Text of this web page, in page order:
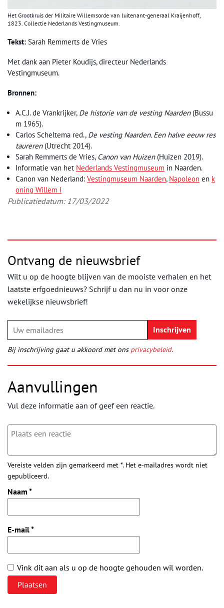
Het Grootkruis der Militaire Willemsorde van luitenant-generaal Kraijenhoff,
1823. Collectie Nederlands Vestingmuseum.
Tekst: Sarah Remmerts de Vries
Met dank aan Pieter Koudijs, directeur Nederlands
Vestingmuseum.
Bronnen:
A.C.J. de Vrankrijker, De historie van de vesting Naarden (Bussu
m 1965).
Carlos Scheltema red., De vesting Naarden. Een halve eeuw res
taureren (Utrecht 2014).
Sarah Remmerts de Vries, Canon van Huizen(Huizen 2019).
Informatie van het Nederlands Vestingmuseum in Naarden.
Canon van Nederland: Vestingmuseum Naarden, Napoleon en k
oning Willem I
Publicatiedatum: 17/03/2022
Ontvang de nieuwsbrief
Wilt u op de hoogte blijven van de mooiste verhalen en het
laatste erfgoednieuws? Schrijf u dan nu in voor onze
wekelijkse nieuwsbrief!
Bij inschrijving gaat u akkoord met ons privacybeleid.
Aanvullingen
Vul deze informatie aan of geef een reactie.
Vereiste velden zijn gemarkeerd met *. Het e-mailadres wordt niet
gepubliceerd.
Naam *
E-mail*
Vink dit aan als u op de hoogte gehouden wil worden.